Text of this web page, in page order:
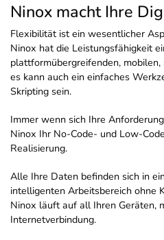
Ninox macht Ihre
Flexibilität ist ein wesentlicher
Ninox hat die Leistungsfähigkeit
plattformübergreifenden,
es kann auch ein einfaches
Skripting sein.
Immer wenn sich Ihre
Ninox Ihr No-Code- und Low-
Realisierung.
Alle Ihre Daten befinden sich in
intelligenten Arbeitsbereich ohne
Ninox läuft auf all Ihren Geräten,
Internetverbindung.